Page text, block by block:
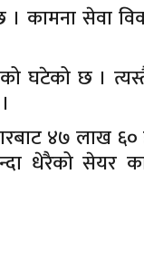
। कामना सेवा
घटेको छ ।
४७ लाख
धेरैको सेयर